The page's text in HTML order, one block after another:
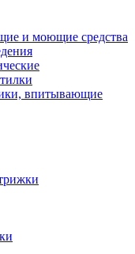
и моющие средства
впитывающие